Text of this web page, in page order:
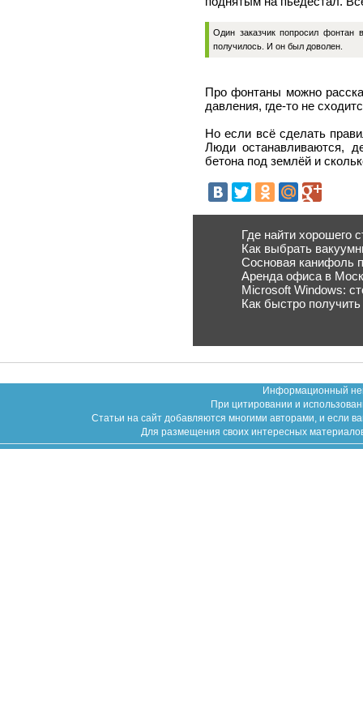
Один заказчик попросил фонтан
получилось. И он был доволен.
Про фонтаны можно
давления, где-то не
Но если всё сделать
Люди останавливаются,
бетона под землёй и
Где найти хорошего
Как выбрать
Сосновая канифоль
Аренда офиса в
Microsoft Windows:
Как быстро
Информационный
При цитировании и
Статьи на сайт добавляются многими авторами, и если
Для размещения своих интересных